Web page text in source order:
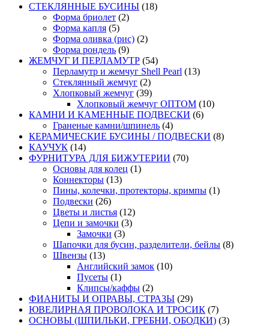
СТЕКЛЯННЫЕ БУСИНЫ (18)
Форма бриолет (2)
Форма капля (5)
Форма оливка (рис) (2)
Форма рондель (9)
ЖЕМЧУГ И ПЕРЛАМУТР (54)
Перламутр и жемчуг Shell Pearl (13)
Стеклянный жемчуг (2)
Хлопковый жемчуг (39)
Хлопковый жемчуг ОПТОМ (10)
КАМНИ И КАМЕННЫЕ ПОДВЕСКИ (6)
Граненые камни/шпинель (4)
КЕРАМИЧЕСКИЕ БУСИНЫ / ПОДВЕСКИ (8)
КАУЧУК (14)
ФУРНИТУРА ДЛЯ БИЖУТЕРИИ (70)
Основы для колец (1)
Коннекторы (13)
Пины, колечки, протекторы, кримпы (1)
Подвески (26)
Цветы и листья (12)
Цепи и замочки (3)
Замочки (3)
Шапочки для бусин, разделители, бейлы (8)
Швензы (13)
Английский замок (10)
Пусеты (1)
Клипсы/каффы (2)
ФИАНИТЫ И ОПРАВЫ, СТРАЗЫ (29)
ЮВЕЛИРНАЯ ПРОВОЛОКА И ТРОСИК (7)
ОСНОВЫ (ШПИЛЬКИ, ГРЕБНИ, ОБОДКИ) (3)